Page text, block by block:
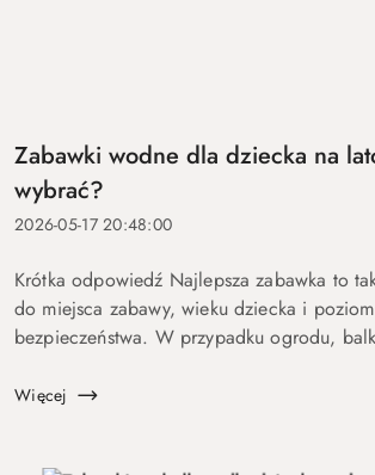
Zabawki wodne dla dziecka na
wybrać?
2026-05-17 20:48:00
Krótka odpowiedź Najlepsza zabawka to
do miejsca zabawy, wieku dziecka i
bezpieczeństwa. W przypadku ogrodu,
zasady, trwałość, ł...
Więcej